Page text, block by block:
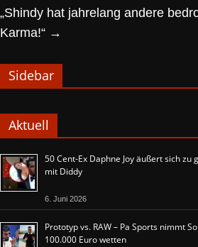
„Shindy hat jahrelang andere
Karma!“ →
Sidebar
Aktuell
50 Cent-Ex Daphne Joy äußert sich zu
mit Diddy
6. Juni 2026
Prototyp vs. RAW – Pa Sports nimmt
100.000 Euro wetten